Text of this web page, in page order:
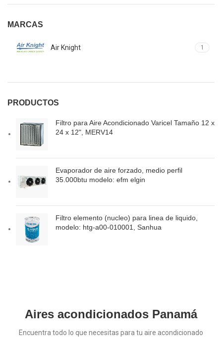
MARCAS
Air Knight 1
PRODUCTOS
Filtro para Aire Acondicionado Varicel Tamaño 12 x
24 x 12", MERV14
Evaporador de aire forzado, medio perfil
35.000btu modelo: efm elgin
Filtro elemento (nucleo) para linea de liquido,
modelo: htg-a00-010001, Sanhua
Aires acondicionados Panamá
Encuentra todo lo que necesitas para tu aire acondicionado